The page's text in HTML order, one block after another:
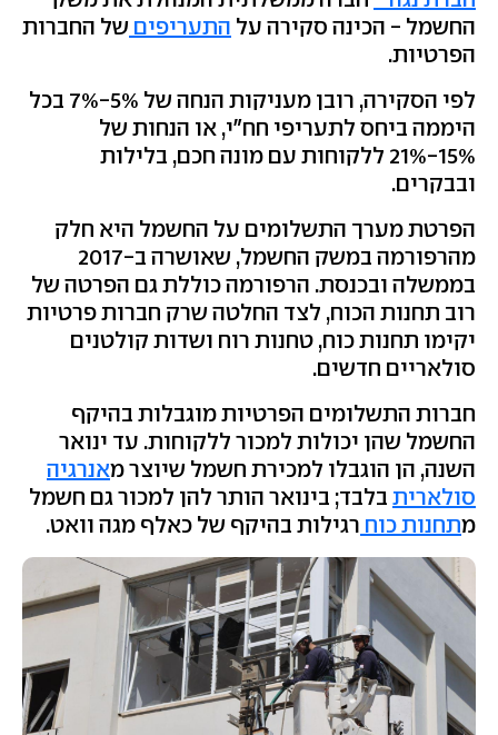
החשמל - הכינה סקירה על התעריפיםשל החברות
הפרטיות.
לפי הסקירה, רובן מעניקות הנחה של 5%-7% בכל
היממה ביחס לתעריפי חח"י, או הנחות של
15%-21% ללקוחות עם מונה חכם, בלילות
ובבקרים.
הפרטת מערך התשלומים על החשמל היא חלק
מהרפורמה במשק החשמל, שאושרה ב-2017
בממשלה ובכנסת. הרפורמה כוללת גם הפרטה של
רוב תחנות הכוח, לצד החלטה שרק חברות פרטיות
יקימו תחנות כוח, טחנות רוח ושדות קולטנים
סולאריים חדשים.
חברות התשלומים הפרטיות מוגבלות בהיקף
החשמל שהן יכולות למכור ללקוחות. עד ינואר
השנה, הן הוגבלו למכירת חשמל שיוצר מאנרגיה
סולאריתבלבד; בינואר הותר להן למכור גם חשמל
מתחנות כוח רגילות בהיקף של כאלף מגה וואט.